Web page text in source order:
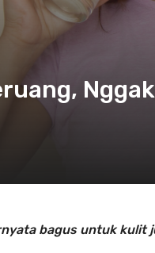
bagus untuk kulit